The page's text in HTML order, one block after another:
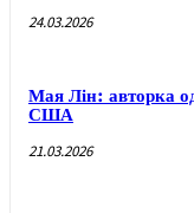
24.03.2026
Мая Лін: авторка
США
21.03.2026